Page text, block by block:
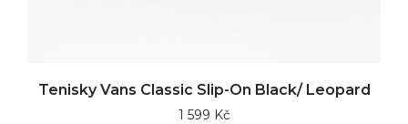
Tenisky Vans Classic Slip-On Black/ Leopard
1 599 Kč